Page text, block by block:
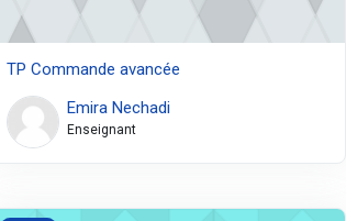
TP Commande avancée
Emira Nechadi
Enseignant